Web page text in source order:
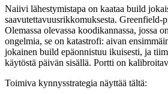
Naiivi lähestymistapa on kaataa build
saavutettavuusrikkomuksesta. Greenfield-
Olemassa olevassa koodikannassa, jossa
ongelmia, se on katastrofi: aivan
jokainen build epäonnistuu ikuisesti, ja
käytöstä päivän sisällä. Portti on
Toimiva kynnysstrategia näyttää tältä: